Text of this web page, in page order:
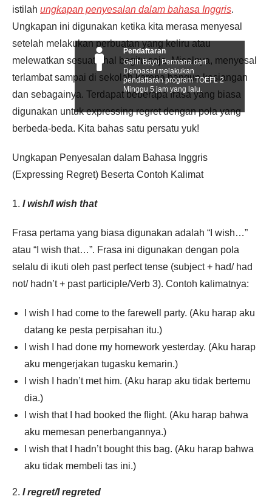
istilah ungkapan penyesalan dalam bahasa Inggris.
Ungkapan ini digunakan ketika kita merasa menyesal
setelah melakukan perbuatan yang keliru atau
melewatkan sesuatu hal begitu saja. Misalnya, menyesal
terlambat sampai di sekolah karena bangun kesiangan
dan sebagainya. Terdapat beberapa frasa yang biasa
digunakan untuk expressing regret dengan pola yang
berbeda-beda. Kita bahas satu persatu yuk!
Ungkapan Penyesalan dalam Bahasa Inggris
(Expressing Regret) Beserta Contoh Kalimat
1. I wish/I wish that
Frasa pertama yang biasa digunakan adalah “I wish…”
atau “I wish that…”. Frasa ini digunakan dengan pola
selalu di ikuti oleh past perfect tense (subject + had/ had
not/ hadn’t + past participle/Verb 3). Contoh kalimatnya:
I wish I had come to the farewell party. (Aku harap aku
datang ke pesta perpisahan itu.)
I wish I had done my homework yesterday. (Aku harap
aku mengerjakan tugasku kemarin.)
I wish I hadn’t met him. (Aku harap aku tidak bertemu
dia.)
I wish that I had booked the flight. (Aku harap bahwa
aku memesan penerbangannya.)
I wish that I hadn’t bought this bag. (Aku harap bahwa
aku tidak membeli tas ini.)
2. I regret/I regreted
Pendaftaran
Galih Bayu Permana dari
Denpasar melakukan
pendaftaran program TOEFL 2
Minggu 5 jam yang lalu.